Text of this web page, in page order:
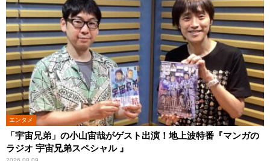
エンタメ
「宇宙兄弟」の小山宙哉がゲスト出演！地上波特番『マンガの
ラジオ 宇宙兄弟スペシャル 』